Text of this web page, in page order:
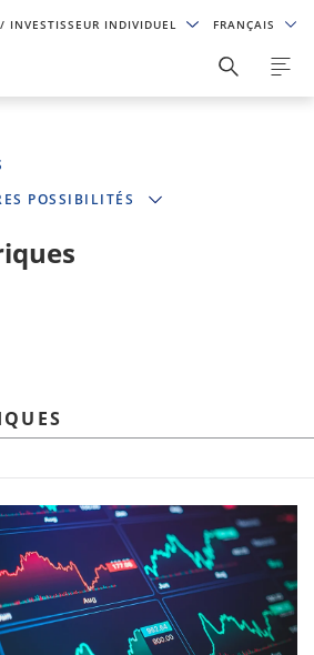
/ INVESTISSEUR INDIVIDUEL FRANÇAIS
POSSIBILITÉS